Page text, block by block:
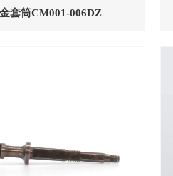
套筒CM001-006DZ